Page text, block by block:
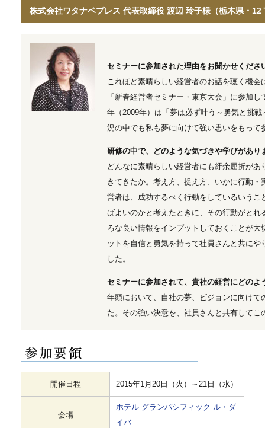
株式会社ワタナベプレス 代表取締役 渡辺 玲子様（栃木県・12
セミナーに参加された理由をお聞かせくださ
これほど素晴らしい経営者のお話を聴く機
「新春経営者セミナー・東京大会」に参加
年（2009年）は「夢は必ず叶う～勇気と挑
況の中でも私も夢に向けて強い思いをもって
研修の中で、どのような気づきや学びがあり
どんなに素晴らしい経営者にも紆余屈折が
きてきたか。考え方、捉え方、いかに行動
営者は、成功するべく行動をしているいう
ばよいのかと考えたときに、その行動がと
ろな良い情報をインプットしておくことが
ットを自信と勇気を持って社員さんと共に
した。
セミナーに参加されて、貴社の経営にどのよ
年頭において、自社の夢、ビジョンに向けて
た。その強い決意を、社員さんと共有してこ
開催日程 2015年1月20日（火）～21日（水）
会場
ホテル グランパシフィック ル・ダ
イバ